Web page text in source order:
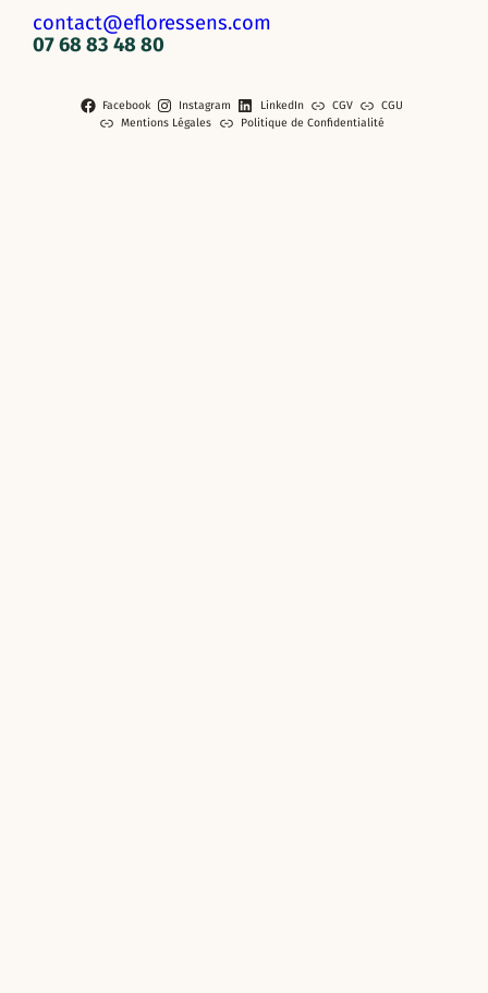
contact@efloressens.com
07 68 83 48 80
Facebook Instagram LinkedIn CGV
CGU
Mentions Légales
Politique de Confidentialité